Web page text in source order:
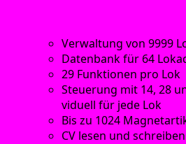
Ver­wal­tung von 9999
Daten­bank für 64
29 Funk­tio­nen pro Lok
Steue­rung mit 14, 28
vi­du­ell für jede Lok
Bis zu 1024
CV lesen und schreiben